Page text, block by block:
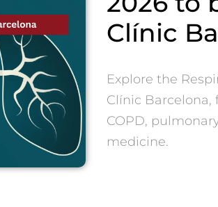
Clínic
Explore the
Clínic Barcelona,
COPD,
medicine.